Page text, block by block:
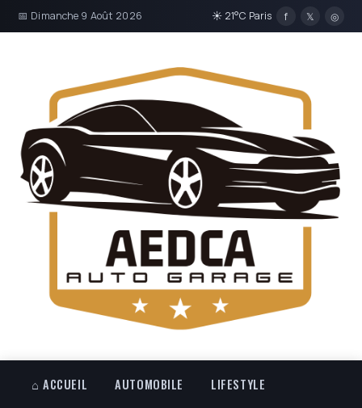
📅 Dimanche 9 Août 2026 ☀ 21°C Paris f 𝕏 ◎
⌂ ACCUEIL AUTOMOBILE
LIFESTYLE